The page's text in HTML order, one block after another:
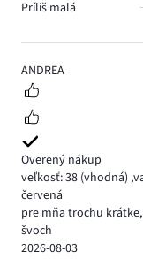
2
ANDREA
Overený nákup
veľkosť: 38 (vhodná) ,
červená
pre mňa trochu
švoch
2026-08-03
Príliš malá